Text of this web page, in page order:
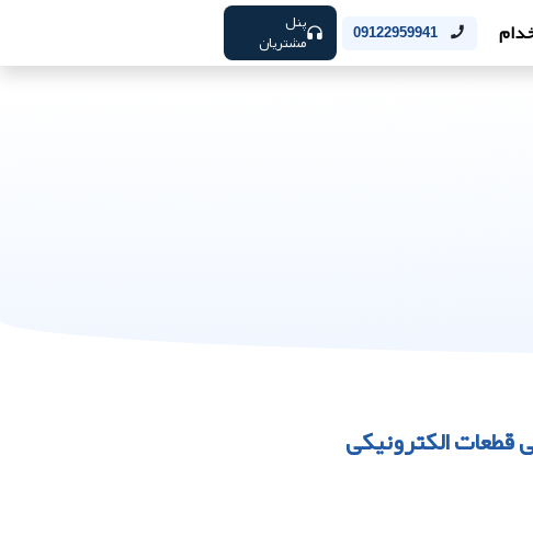
09122959941 پنل
مشتریان
الکترونیکی